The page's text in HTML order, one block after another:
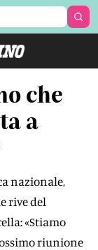
che
a
nazionale,
rive del
«Stiamo
riunione